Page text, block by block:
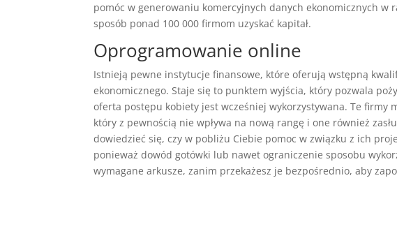
pomóc w generowaniu komercyjnych danych ekonomicznych
sposób ponad 100 000 firmom uzyskać kapitał.
Oprogramowanie online
Istnieją pewne instytucje finansowe, które oferują wstępną
ekonomicznego. Staje się to punktem wyjścia, który pozwala
oferta postępu kobiety jest wcześniej wykorzystywana. Te
który z pewnością nie wpływa na nową rangę i one również
dowiedzieć się, czy w pobliżu Ciebie pomoc w związku z ich
ponieważ dowód gotówki lub nawet ograniczenie sposobu
wymagane arkusze, zanim przekażesz je bezpośrednio, aby